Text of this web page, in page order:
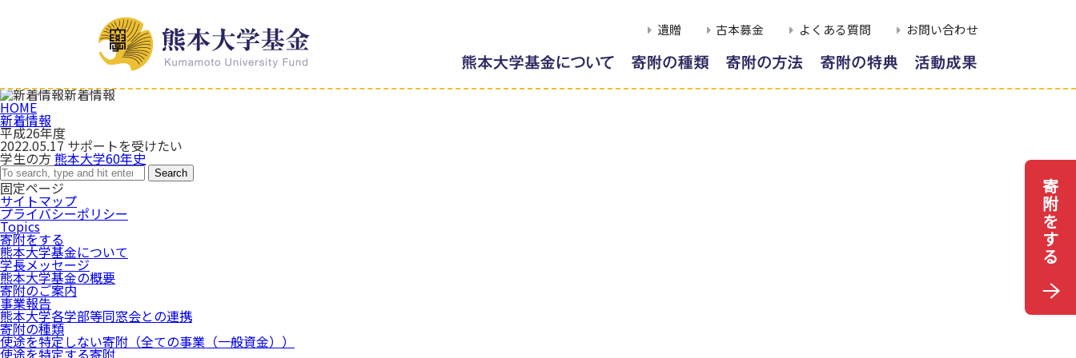
遺贈 古本募金 よくある質問 お問い合わせ
新着情報
HOME
新着情報
平成26年度
2022.05.17 サポートを受けたい
学生の方熊本大学60年史
Search
固定ページ
サイトマップ
プライバシーポリシー
Topics
寄附をする
熊本大学基金について
学長メッセージ
熊本大学基金の概要
寄附のご案内
事業報告
熊本大学各学部等同窓会との連携
寄附の種類
使途を特定しない寄附（全ての事業（一般資金））
使途を特定する寄附
寄
附
を
す
る